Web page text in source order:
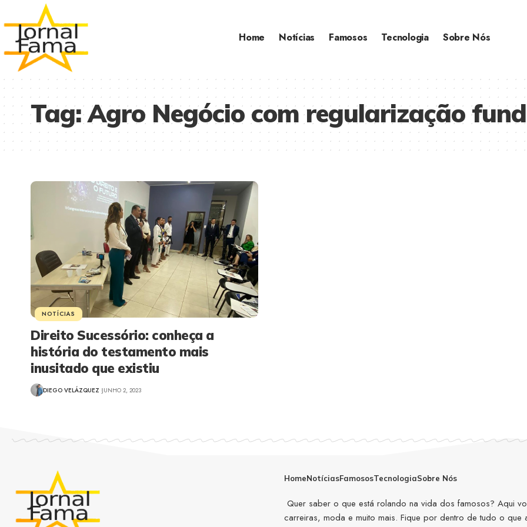
Home Notícias Famosos Tecnologia Sobre Nós
Tag:Agro Negócio com regularização
NOTÍCIAS
Direito Sucessório: conheça a
história do testamento mais
inusitado que existiu
DIEGO VELÁZQUEZ JUNHO 2, 2023
HomeNotíciasFamososTecnologiaSobre Nós
Quer saber o que está rolando na vida dos famosos? Aqui
carreiras, moda e muito mais. Fique por dentro de tudo o